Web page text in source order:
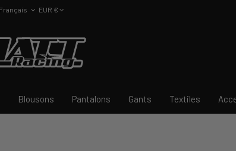
EUR €
Blousons Pantalons Gants Textiles